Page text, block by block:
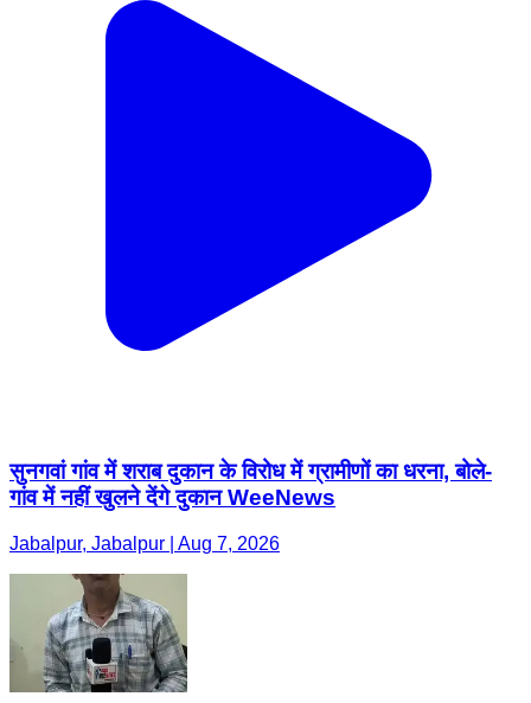
सुनगवां गांव में शराब दुकान के विरोध में ग्रामीणों का धरना, बोले-
गांव में नहीं खुलने देंगे दुकान WeeNews
Jabalpur, Jabalpur | Aug 7, 2026